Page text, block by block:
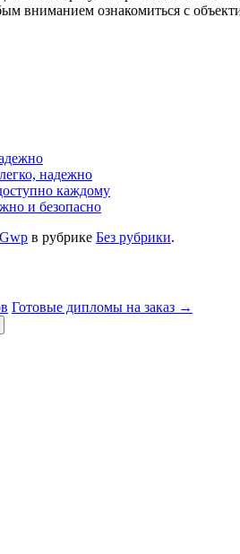
вниманием ознакомиться с
надежно
каждому
и безопасно
Gwp в рубрике Без рубрики.
Готовые дипломы на заказ →